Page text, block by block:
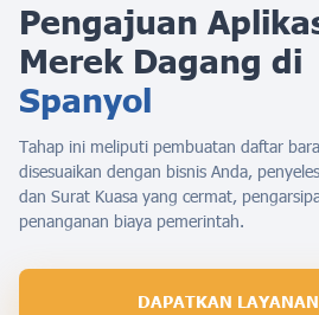
Pengajuan
Merek Dagang di
Spanyol
Tahap ini meliputi pembuatan daftar
disesuaikan dengan bisnis Anda,
dan Surat Kuasa yang cermat,
penanganan biaya pemerintah.
DAPATKAN